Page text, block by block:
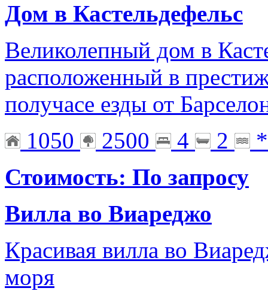
Дом в Кастельдефельс
Великолепный дом в
расположенный в
получасе езды от
1050
2500 4 2
*
Стоимость: По запросу
Вилла во Виареджо
Красивая вилла во
моря